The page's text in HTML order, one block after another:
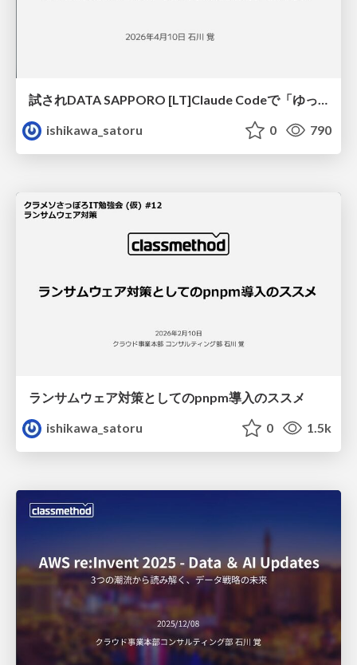
試されDATA SAPPORO [LT]Claude Codeで「ゆっくりデータ分析」
ishikawa_satoru
0 790
ランサムウェア対策としてのpnpm導入のススメ
ishikawa_satoru
0 1.5k